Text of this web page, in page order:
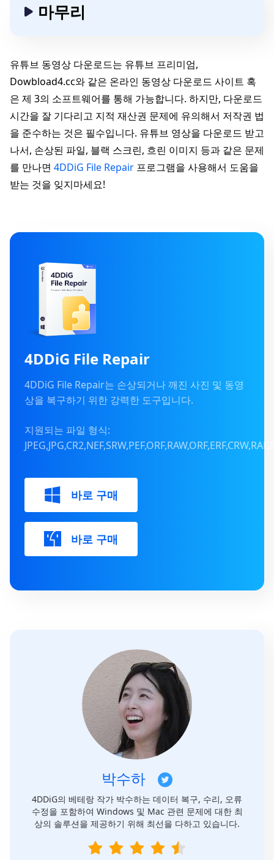
마무리
유튜브 동영상 다운로드는 유튜브 프리미엄,
Dowbload4.cc와 같은 온라인 동영상 다운로드 사이트 혹
은 제 3의 소프트웨어를 통해 가능합니다. 하지만, 다운로드
시간을 잘 기다리고 지적 재산권 문제에 유의해서 저작권 법
을 준수하는 것은 필수입니다. 유튜브 영상을 다운로드 받고
나서, 손상된 파일, 블랙 스크린, 흐린 이미지 등과 같은 문제
를 만나면 4DDiG File Repair 프로그램을 사용해서 도움을
받는 것을 잊지마세요!
4DDiG File Repair
4DDiG File Repair는 손상되거나 깨진 사진 및 동영
상을 복구하기 위한 강력한 도구입니다.
지원되는 파일 형식:
바로 구매
바로 구매
박수하
4DDiG의 베테랑 작가 박수하는 데이터 복구, 수리, 오류
수정을 포함하여 Windows 및 Mac 관련 문제에 대한 최
상의 솔루션을 제공하기 위해 최선을 다하고 있습니다.